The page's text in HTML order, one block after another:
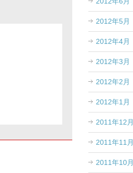
2012年5月
2012年4月
2012年3月
2012年2月
2012年1月
2011年12月
2011年11月
2011年10月